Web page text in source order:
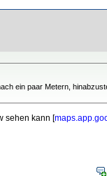
ein paar Metern,
sehen kann [